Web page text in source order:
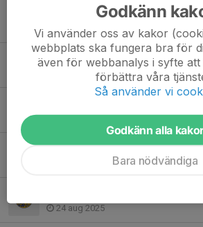
Helgens förbundsmästerskap i
12 dec 2025
fysträning lördagar kl15-17
12 dec 2025
28 aug 2025
Problem att se schemat i
24 aug 2025
Godkänn
Vi använder oss av kakor
webbplats ska fungera bra för
även för webbanalys i syfte att
förbättra våra
Så använder vi
Godkänn alla
Bara nödvändiga